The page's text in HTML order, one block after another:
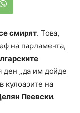
смирят. Това,
на парламента,
ден „да им дойде
кулоарите на
Пеевски.